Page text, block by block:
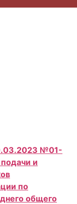
№01-
и
по
общего